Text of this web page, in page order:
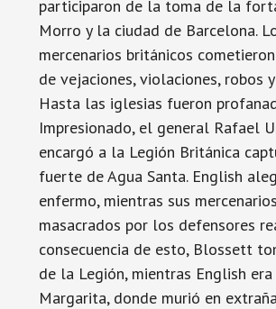
participaron de la toma de la
Morro y la ciudad de Barcelona.
mercenarios británicos
de vejaciones, violaciones, robos
Hasta las iglesias fueron
Impresionado, el general Rafael
encargó a la Legión Británica
fuerte de Agua Santa. English
enfermo, mientras sus
masacrados por los defensores
consecuencia de esto, Blossett
de la Legión, mientras English
Margarita, donde murió en